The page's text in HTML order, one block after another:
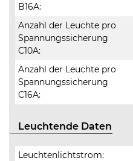
B16A:
Anzahl der Leuchte pro
Spannungssicherung
C10A:
Anzahl der Leuchte pro
Spannungssicherung
C16A:
Leuchtende Daten
Leuchtenlichtstrom: